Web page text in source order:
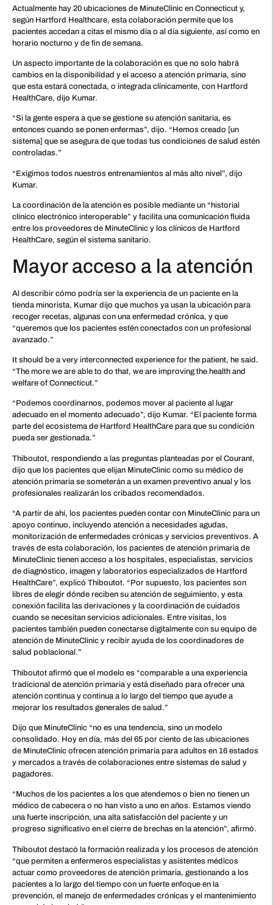
Actualmente hay 20 ubicaciones de MinuteClinic en Connecticut y,
según Hartford Healthcare, esta colaboración permite que los
pacientes accedan a citas el mismo día o al día siguiente, así como en
horario nocturno y de fin de semana.
Un aspecto importante de la colaboración es que no solo habrá
cambios en la disponibilidad y el acceso a atención primaria, sino
que esta estará conectada, o integrada clínicamente, con Hartford
HealthCare, dijo Kumar.
“Si la gente espera a que se gestione su atención sanitaria, es
entonces cuando se ponen enfermas”, dijo. “Hemos creado [un
sistema] que se asegura de que todas tus condiciones de salud estén
controladas.”
“Exigimos todos nuestros entrenamientos al más alto nivel”, dijo
Kumar.
La coordinación de la atención es posible mediante un “historial
clínico electrónico interoperable” y facilita una comunicación fluida
entre los proveedores de MinuteClinic y los clínicos de Hartford
HealthCare, según el sistema sanitario.
Mayor acceso a la atención
Al describir cómo podría ser la experiencia de un paciente en la
tienda minorista, Kumar dijo que muchos ya usan la ubicación para
recoger recetas, algunas con una enfermedad crónica, y que
“queremos que los pacientes estén conectados con un profesional
avanzado.”
It should be a very interconnected experience for the patient, he said.
“The more we are able to do that, we are improving the health and
welfare of Connecticut.”
“Podemos coordinarnos, podemos mover al paciente al lugar
adecuado en el momento adecuado”, dijo Kumar. “El paciente forma
parte del ecosistema de Hartford HealthCare para que su condición
pueda ser gestionada.”
Thiboutot, respondiendo a las preguntas planteadas por el Courant,
dijo que los pacientes que elijan MinuteClinic como su médico de
atención primaria se someterán a un examen preventivo anual y los
profesionales realizarán los cribados recomendados.
“A partir de ahí, los pacientes pueden contar con MinuteClinic para un
apoyo continuo, incluyendo atención a necesidades agudas,
monitorización de enfermedades crónicas y servicios preventivos. A
través de esta colaboración, los pacientes de atención primaria de
MinuteClinic tienen acceso a los hospitales, especialistas, servicios
de diagnóstico, imagen y laboratorios especializados de Hartford
HealthCare”, explicó Thiboutot. “Por supuesto, los pacientes son
libres de elegir dónde reciben su atención de seguimiento, y esta
conexión facilita las derivaciones y la coordinación de cuidados
cuando se necesitan servicios adicionales. Entre visitas, los
pacientes también pueden conectarse digitalmente con su equipo de
atención de MinuteClinic y recibir ayuda de los coordinadores de
salud poblacional.”
Thiboutot afirmó que el modelo es “comparable a una experiencia
tradicional de atención primaria y está diseñado para ofrecer una
atención continua y continua a lo largo del tiempo que ayude a
mejorar los resultados generales de salud.”
Dijo que MinuteClinic “no es una tendencia, sino un modelo
consolidado. Hoy en día, más del 65 por ciento de las ubicaciones
de MinuteClinic ofrecen atención primaria para adultos en 16 estados
y mercados a través de colaboraciones entre sistemas de salud y
pagadores.
“Muchos de los pacientes a los que atendemos o bien no tienen un
médico de cabecera o no han visto a uno en años. Estamos viendo
una fuerte inscripción, una alta satisfacción del paciente y un
progreso significativo en el cierre de brechas en la atención”, afirmó.
Thiboutot destacó la formación realizada y los procesos de atención
“que permiten a enfermeros especialistas y asistentes médicos
actuar como proveedores de atención primaria, gestionando a los
pacientes a lo largo del tiempo con un fuerte enfoque en la
prevención, el manejo de enfermedades crónicas y el mantenimiento